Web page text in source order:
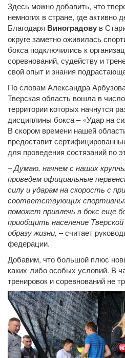
Здесь можно добавить, что
немногих в стране, где активно
Благодаря Виноградову в
округе заметно оживилась
бокса подключились к
соревнований, судейству и
свой опыт и знания
По словам Александра
Тверская область вошла в
территории которых начнутся
дисциплины бокса – «Удар на
В скором времени нашей
предоставит
для проведения состязаний по
–Думаю, начнем с наших
проведем официальные
силу и ударам на скорость с
соответствующих
поможет привлечь в бокс еще
приобщить население
образу жизни, – считает
федерации.
Добавим, что большой плюс
каких-либо особых условий. В
тренировок и соревнований не